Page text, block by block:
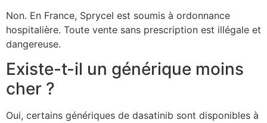
Non. En France, Sprycel est soumis à ordonnance
hospitalière. Toute vente sans prescription est illégale et
dangereuse.
Existe-t-il un générique moins
cher ?
Oui, certains génériques de dasatinib sont disponibles à